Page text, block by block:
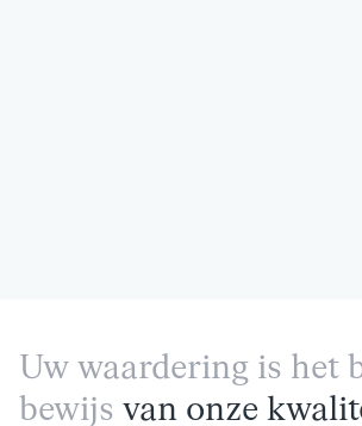
Uw waardering is het
bewijs van onze